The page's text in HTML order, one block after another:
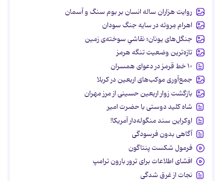
روایت هزاران ساله انسان بر بوم سنگ و آسمان
اهرام مِروئه در سایه جنگ سودان
جنگل‌های یونان؛ نقاشیِ سوخته‌ی زمین
تازه‌ترین وضعیت تنگه هرمز
۱۰ خط قرمز در دعوای همسران
جمع‌آوری موکب‌های اربعین در کربلا
بازگشت زوار اربعین حسینی از مرز مهران
شاه کلید دوستی با حضرت امیر
اوکراین سند منگوله‌دار آمریکا!
آگاهی بدون فرسودگی
فرمول شکست پنتاگون
افشای اطلاعات برای ترور بارون ترامپ
نجات از غرق شدگی